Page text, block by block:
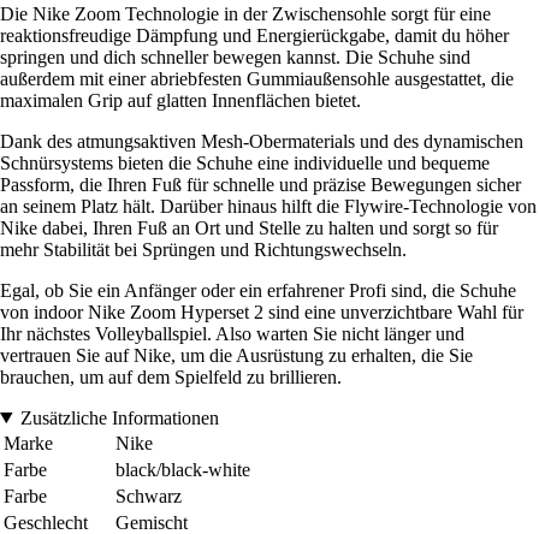
Die Nike Zoom Technologie in der Zwischensohle sorgt für eine
reaktionsfreudige Dämpfung und Energierückgabe, damit du höher
springen und dich schneller bewegen kannst. Die Schuhe sind
außerdem mit einer abriebfesten Gummiaußensohle ausgestattet, die
maximalen Grip auf glatten Innenflächen bietet.
Dank des atmungsaktiven Mesh-Obermaterials und des dynamischen
Schnürsystems bieten die Schuhe eine individuelle und bequeme
Passform, die Ihren Fuß für schnelle und präzise Bewegungen sicher
an seinem Platz hält. Darüber hinaus hilft die Flywire-Technologie von
Nike dabei, Ihren Fuß an Ort und Stelle zu halten und sorgt so für
mehr Stabilität bei Sprüngen und Richtungswechseln.
Egal, ob Sie ein Anfänger oder ein erfahrener Profi sind, die Schuhe
von indoor Nike Zoom Hyperset 2 sind eine unverzichtbare Wahl für
Ihr nächstes Volleyballspiel. Also warten Sie nicht länger und
vertrauen Sie auf Nike, um die Ausrüstung zu erhalten, die Sie
brauchen, um auf dem Spielfeld zu brillieren.
Zusätzliche Informationen
Marke
Nike
Farbe
black/black-white
Farbe
Schwarz
Geschlecht
Gemischt